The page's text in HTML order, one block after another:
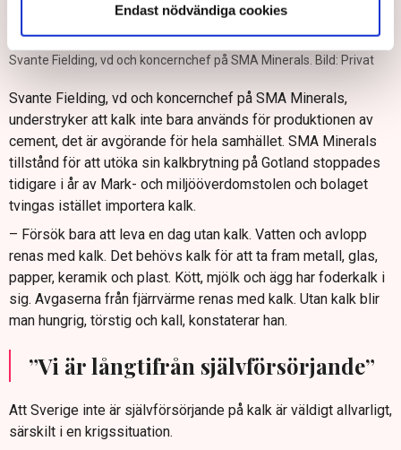
Endast nödvändiga cookies
Svante Fielding, vd och koncernchef på SMA Minerals. Bild: Privat
Svante Fielding, vd och koncernchef på SMA Minerals,
understryker att kalk inte bara används för produktionen av
cement, det är avgörande för hela samhället. SMA Minerals
tillstånd för att utöka sin kalkbrytning på Gotland stoppades
tidigare i år av Mark- och miljööverdomstolen och bolaget
tvingas istället importera kalk.
– Försök bara att leva en dag utan kalk. Vatten och avlopp
renas med kalk. Det behövs kalk för att ta fram metall, glas,
papper, keramik och plast. Kött, mjölk och ägg har foderkalk i
sig. Avgaserna från fjärrvärme renas med kalk. Utan kalk blir
man hungrig, törstig och kall, konstaterar han.
”Vi är långtifrån självförsörjande”
Att Sverige inte är självförsörjande på kalk är väldigt allvarligt,
särskilt i en krigssituation.